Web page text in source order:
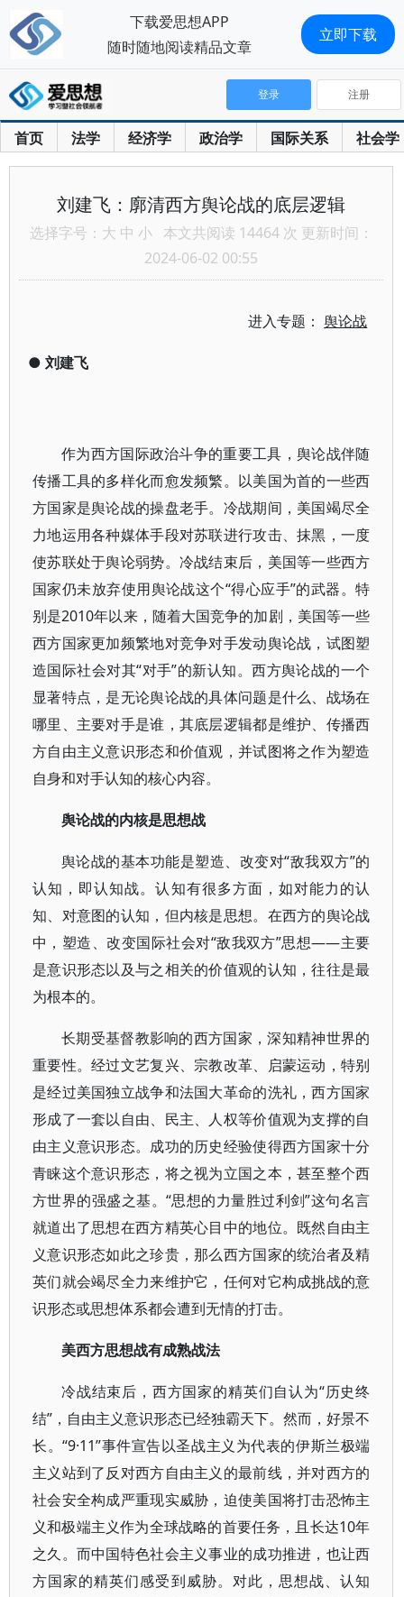
首页 法学 经济学 政治学 国际关系 社会学
登录 注册
刘建飞：廓清西方舆论战的底层逻辑
选择字号： 大 中 小 本文共阅读 14464 次 更新时间：
2024-06-02 00:55
进入专题：舆论战
● 刘建飞
作为西方国际政治斗争的重要工具，舆论战伴随
传播工具的多样化而愈发频繁。以美国为首的一些西
方国家是舆论战的操盘老手。冷战期间，美国竭尽全
力地运用各种媒体手段对苏联进行攻击、抹黑，一度
使苏联处于舆论弱势。冷战结束后，美国等一些西方
国家仍未放弃使用舆论战这个“得心应手”的武器。特
别是2010年以来，随着大国竞争的加剧，美国等一些
西方国家更加频繁地对竞争对手发动舆论战，试图塑
造国际社会对其“对手”的新认知。西方舆论战的一个
显著特点，是无论舆论战的具体问题是什么、战场在
哪里、主要对手是谁，其底层逻辑都是维护、传播西
方自由主义意识形态和价值观，并试图将之作为塑造
自身和对手认知的核心内容。
舆论战的内核是思想战
舆论战的基本功能是塑造、改变对“敌我双方”的
认知，即认知战。认知有很多方面，如对能力的认
知、对意图的认知，但内核是思想。在西方的舆论战
中，塑造、改变国际社会对“敌我双方”思想——主要
是意识形态以及与之相关的价值观的认知，往往是最
为根本的。
长期受基督教影响的西方国家，深知精神世界的
重要性。经过文艺复兴、宗教改革、启蒙运动，特别
是经过美国独立战争和法国大革命的洗礼，西方国家
形成了一套以自由、民主、人权等价值观为支撑的自
由主义意识形态。成功的历史经验使得西方国家十分
青睐这个意识形态，将之视为立国之本，甚至整个西
方世界的强盛之基。“思想的力量胜过利剑”这句名言
就道出了思想在西方精英心目中的地位。既然自由主
义意识形态如此之珍贵，那么西方国家的统治者及精
英们就会竭尽全力来维护它，任何对它构成挑战的意
识形态或思想体系都会遭到无情的打击。
美西方思想战有成熟战法
冷战结束后，西方国家的精英们自认为“历史终
结”，自由主义意识形态已经独霸天下。然而，好景不
长。“9·11”事件宣告以圣战主义为代表的伊斯兰极端
主义站到了反对西方自由主义的最前线，并对西方的
社会安全构成严重现实威胁，迫使美国将打击恐怖主
义和极端主义作为全球战略的首要任务，且长达10年
之久。而中国特色社会主义事业的成功推进，也让西
方国家的精英们感受到威胁。对此，思想战、认知
下载爱思想APP
随时随地阅读精品文章
立即下载